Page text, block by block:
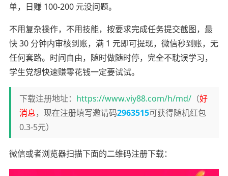
单，日赚 100-200 元没问题。
不用复杂操作，不用技能，按要求完成任务提交截图，最
快 30 分钟内审核到账，满 1 元即可提现，微信秒到账，无
任何套路。时间自由，随时做随时停，完全不耽误学习，
学生党想快速赚零花钱一定要试试。
下载注册地址： https://www.viy88.com/h/md/（好
消息，现在注册填写邀请码2963515可获得随机红包
0.3-5元）
微信或者浏览器扫描下面的二维码注册下载：